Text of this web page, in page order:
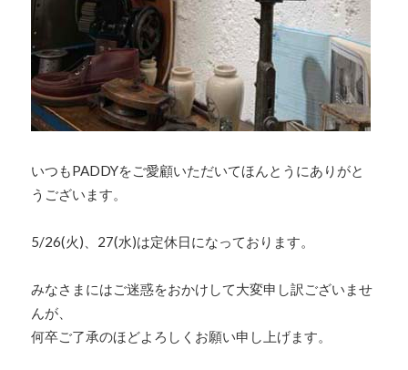
いつもPADDYをご愛顧いただいてほんとうにありがと
うございます。
5/26(火)、27(水)は定休日になっております。
みなさまにはご迷惑をおかけして大変申し訳ございませ
んが、
何卒ご了承のほどよろしくお願い申し上げます。